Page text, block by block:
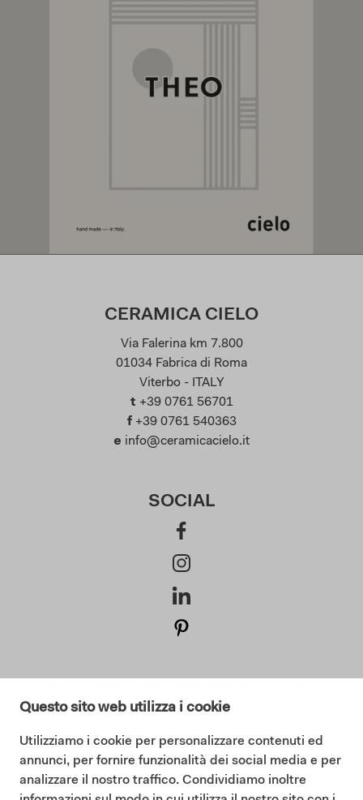
Questo sito web utilizza i cookie
Utilizziamo i cookie per personalizzare contenuti ed
annunci, per fornire funzionalità dei social media e per
analizzare il nostro traffico. Condividiamo inoltre
CERAMICA CIELO
Via Falerina km 7.800
01034 Fabrica di Roma
Viterbo - ITALY
t +39 0761 56701
f +39 0761 540363
e info@ceramicacielo.it
SOCIAL
I consent to the Privacy Policy (Read our Privacy Policy